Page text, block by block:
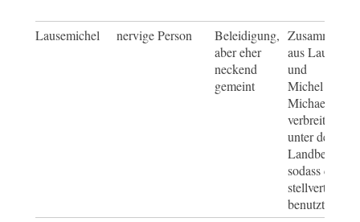
Lausemichel nervige Person
Beleidigung,
aber eher
neckend
gemeint
aus Laus =
und
Michel =
Michael, ein
verbreiteter
unter der
sodass der
benutzt wurde